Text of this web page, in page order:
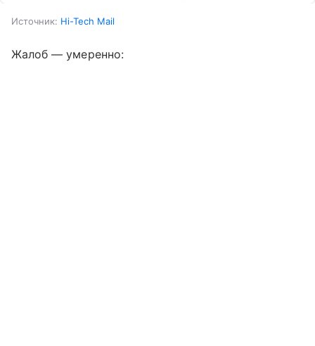
Источник: Hi-Tech Mail
Жалоб — умеренно: